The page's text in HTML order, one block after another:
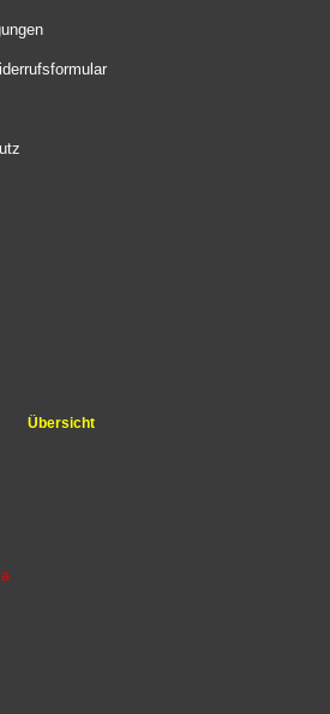
Übersicht